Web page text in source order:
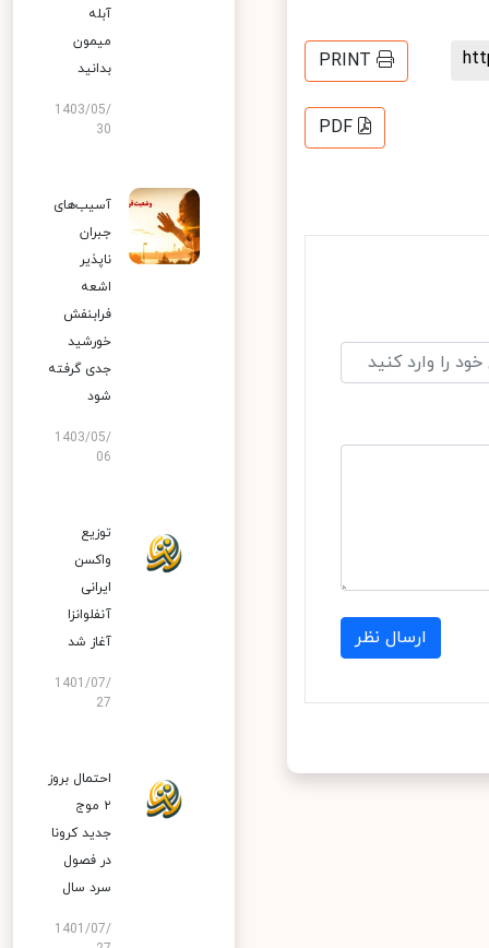
PRINT
PDF
ارسال نظر
آبله
میمون
بدانید
1403/05/
30
آسیب‌های
جبران
ناپذیر
اشعه
فرابنفش
خورشید
جدی گرفته
شود
1403/05/
06
توزیع
واکسن
ایرانی
آنفلوانزا
آغاز شد
1401/07/
27
احتمال بروز
۲ موج
جدید کرونا
در فصول
سرد سال
1401/07/